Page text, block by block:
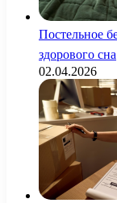
Постельное
здорового сна
02.04.2026